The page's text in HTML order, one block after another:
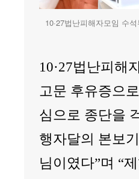
10·27법난피해자모임 수
10·27법난피해
고문 후유증으
심으로 종단을
행자달의 본보
님이였다”며 “